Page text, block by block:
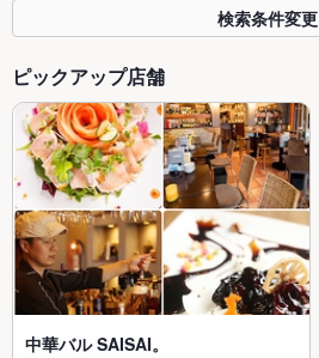
検索条件変更
ピックアップ店舗
中華バル SAISAI。